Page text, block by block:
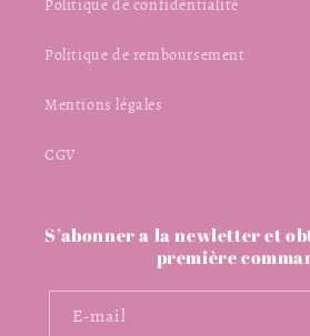
Politique de confidentialité
Politique de remboursement
Mentions légales
CGV
S’abonner a la newletter et
première
E-mail